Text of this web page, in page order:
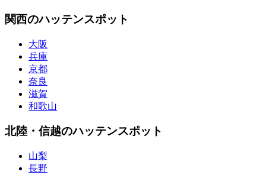
関西のハッテンスポット
大阪
兵庫
京都
奈良
滋賀
和歌山
北陸・信越のハッテンスポット
山梨
長野